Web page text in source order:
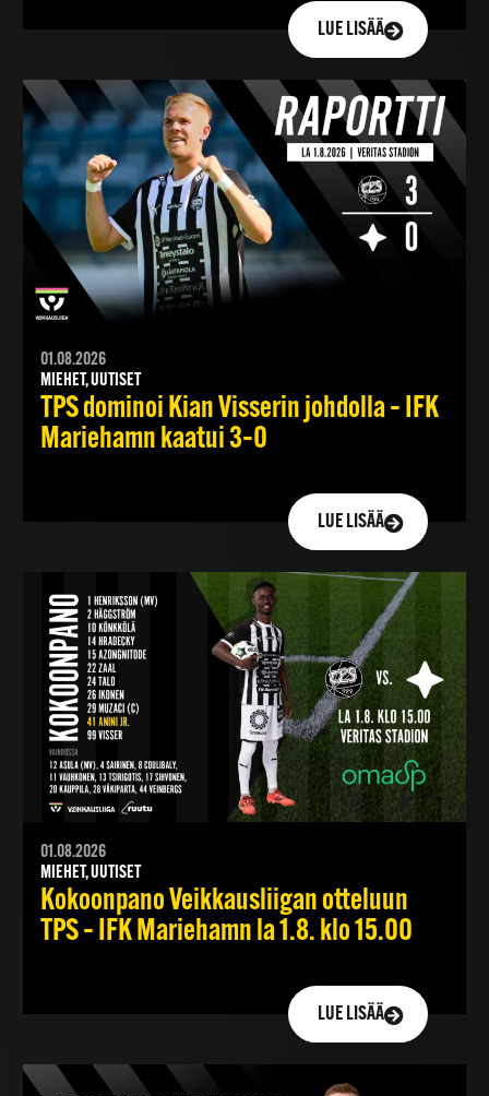
LUE LISÄÄ
01.08.2026
MIEHET, UUTISET
TPS dominoi Kian Visserin johdolla – IFK
Mariehamn kaatui 3–0
LUE LISÄÄ
01.08.2026
MIEHET, UUTISET
Kokoonpano Veikkausliigan otteluun
TPS – IFK Mariehamn la 1.8. klo 15.00
LUE LISÄÄ